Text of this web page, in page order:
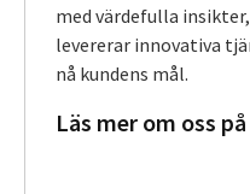
med värdefulla
levererar innovativa
nå kundens mål.
Läs mer om oss på